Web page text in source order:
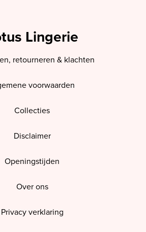
Lingerie
retourneren & klachten
voorwaarden
Collecties
Disclaimer
Openingstijden
Over ons
Privacy verklaring